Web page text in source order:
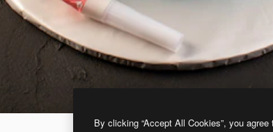
By clicking “Accept All Cookies”, you